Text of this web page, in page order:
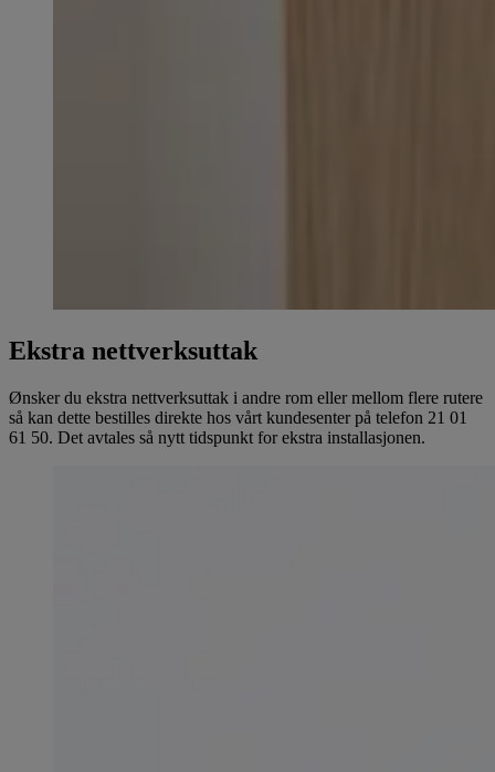
Ekstra nettverksuttak
Ønsker du ekstra nettverksuttak i andre rom eller mellom flere rutere
så kan dette bestilles direkte hos vårt kundesenter på telefon 21 01
61 50. Det avtales så nytt tidspunkt for ekstra installasjonen.